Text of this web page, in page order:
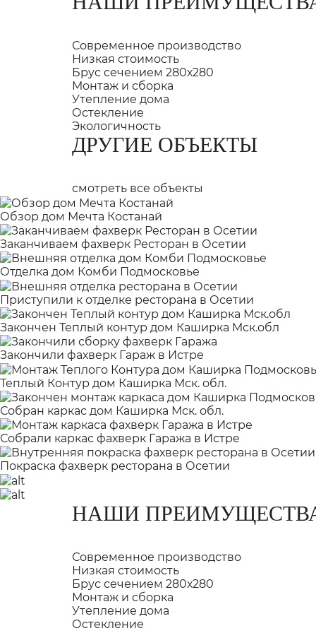
Современное производство
Низкая стоимость
Брус сечением 280х280
Монтаж и сборка
Утепление дома
Остекление
Экологичность
ДРУГИЕ ОБЪЕКТЫ
смотреть все объекты
Обзор дом Мечта Костанай
Заканчиваем фахверк Ресторан в Осетии
Отделка дом Комби Подмосковье
Приступили к отделке ресторана в Осетии
Закончен Теплый контур дом Каширка Мск.обл
Закончили фахверк Гараж в Истре
Теплый Контур дом Каширка Мск. обл.
Собран каркас дом Каширка Мск. обл.
Собрали каркас фахверк Гаража в Истре
Покраска фахверк ресторана в Осетии
НАШИ
Современное производство
Низкая стоимость
Брус сечением 280х280
Монтаж и сборка
Утепление дома
Остекление